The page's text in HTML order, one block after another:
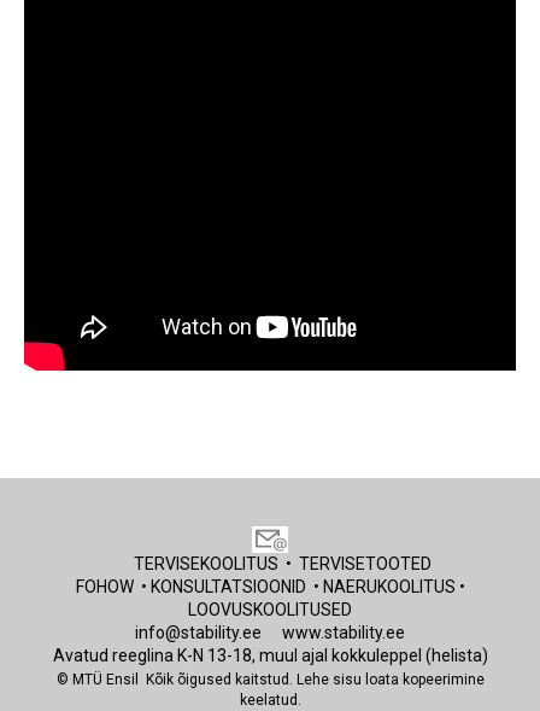
TERVISEKOOLITUS • TERVISETOOTED
FOHOW• KONSULTATSIOONID • NAERUKOOLITUS •
LOOVUSKOOLITUSED
info@stability.ee
www.stability.ee
Avatud reeglina K-N 13-18, muul ajal kokkuleppel (helista)
© MTÜ Ensil
Kõik õigused kaitstud. Lehe sisu loata kopeerimine
keelatud.